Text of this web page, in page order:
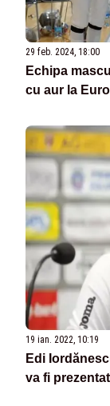
29 feb. 2024, 18:00
Echipa
cu aur la
19 ian. 2022, 10:19
Edi
va fi